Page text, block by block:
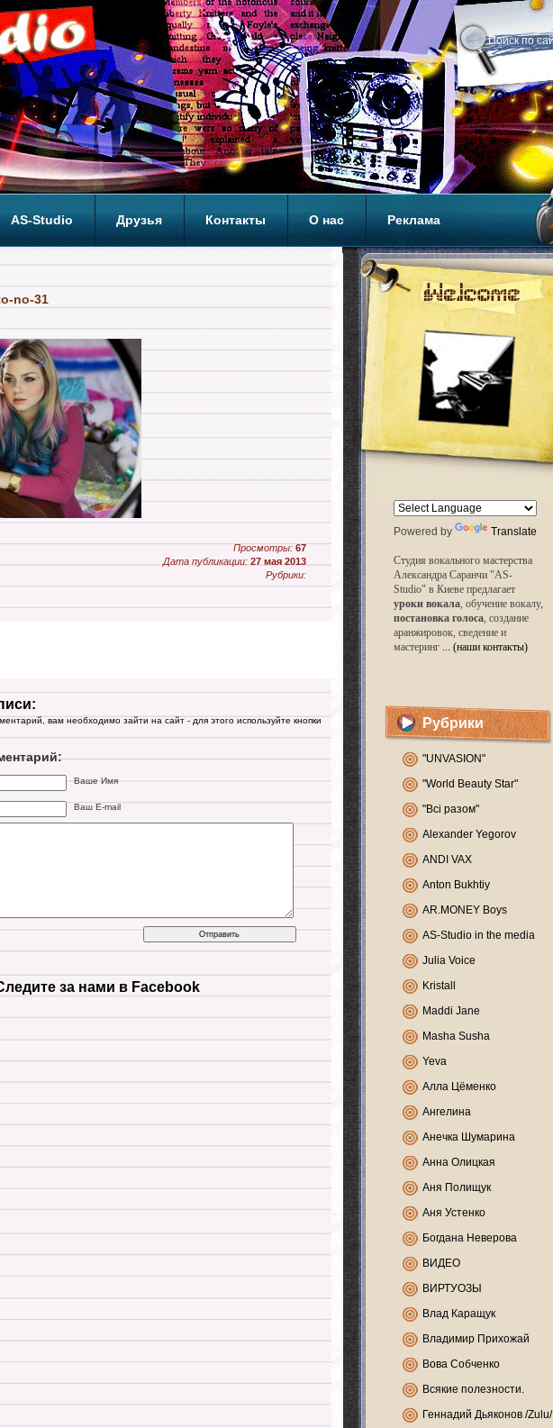
AS-Studio Друзья Контакты О нас Реклама
no-31
Просмотры: 67
Дата публикации: 27 мая 2013
Рубрики:
вам необходимо зайти на сайт - для этого используйте кнопки
Ваше Имя
Ваш E-mail
за нами в Facebook
Powered by Translate
Студия вокального мастерства
Александра Саранчи "AS-
Studio" в Киеве предлагает
уроки вокала, обучение вокалу,
постановка голоса, создание
аранжировок, сведение и
мастеринг ... (наши контакты)
Рубрики
"UNVASION"
"World Beauty Star"
"Всі разом"
Alexander Yegorov
ANDI VAX
Anton Bukhtiy
AR.MONEY Boys
AS-Studio in the media
Julia Voice
Kristall
Maddi Jane
Masha Susha
Yeva
Алла Цёменко
Ангелина
Анечка Шумарина
Анна Олицкая
Аня Полищук
Аня Устенко
Богдана Неверова
ВИДЕО
ВИРТУОЗЫ
Влад Каращук
Владимир Прихожай
Вова Собченко
Всякие полезности.
Геннадий Дьяконов /Zulu/